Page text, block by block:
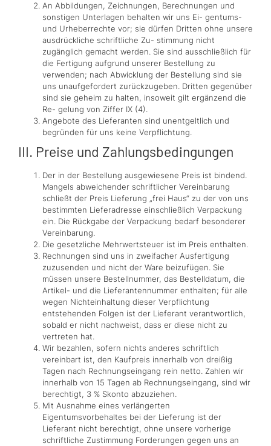
An Abbildungen, Zeichnungen, Berechnungen und
sonstigen Unterlagen behalten wir uns Ei- gentums-
und Urheberrechte vor; sie dürfen Dritten ohne unsere
ausdrückliche schriftliche Zu- stimmung nicht
zugänglich gemacht werden. Sie sind ausschließlich für
die Fertigung aufgrund unserer Bestellung zu
verwenden; nach Abwicklung der Bestellung sind sie
uns unaufgefordert zurückzugeben. Dritten gegenüber
sind sie geheim zu halten, insoweit gilt ergänzend die
Re- gelung von Ziffer IX (4).
Angebote des Lieferanten sind unentgeltlich und
begründen für uns keine Verpflichtung.
III. Preise und Zahlungsbedingungen
Der in der Bestellung ausgewiesene Preis ist bindend.
Mangels abweichender schriftlicher Vereinbarung
schließt der Preis Lieferung „frei Haus“ zu der von uns
bestimmten Lieferadresse einschließlich Verpackung
ein. Die Rückgabe der Verpackung bedarf besonderer
Vereinbarung.
Die gesetzliche Mehrwertsteuer ist im Preis enthalten.
Rechnungen sind uns in zweifacher Ausfertigung
zuzusenden und nicht der Ware beizufügen. Sie
müssen unsere Bestellnummer, das Bestelldatum, die
Artikel- und die Lieferantennummer enthalten; für alle
wegen Nichteinhaltung dieser Verpflichtung
entstehenden Folgen ist der Lieferant verantwortlich,
sobald er nicht nachweist, dass er diese nicht zu
vertreten hat.
Wir bezahlen, sofern nichts anderes schriftlich
vereinbart ist, den Kaufpreis innerhalb von dreißig
Tagen nach Rechnungseingang rein netto. Zahlen wir
innerhalb von 15 Tagen ab Rechnungseingang, sind wir
berechtigt, 3 % Skonto abzuziehen.
Mit Ausnahme eines verlängerten
Eigentumsvorbehaltes bei der Lieferung ist der
Lieferant nicht berechtigt, ohne unsere vorherige
schriftliche Zustimmung Forderungen gegen uns an